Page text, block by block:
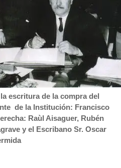
escritura de la compra del
de la Institución: Francisco
Raùl Aisaguer, Rubén
y el Escribano Sr. Oscar